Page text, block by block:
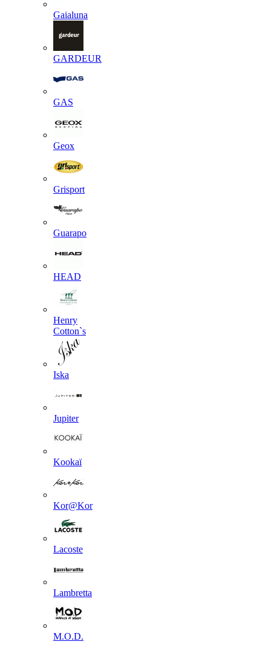
Gaialuna
GARDEUR
GAS
Geox
Grisport
Guarapo
HEAD
Henry
Cotton`s
Iska
Jupiter
Kookaї
Kor@Kor
Lacoste
Lambretta
M.O.D.